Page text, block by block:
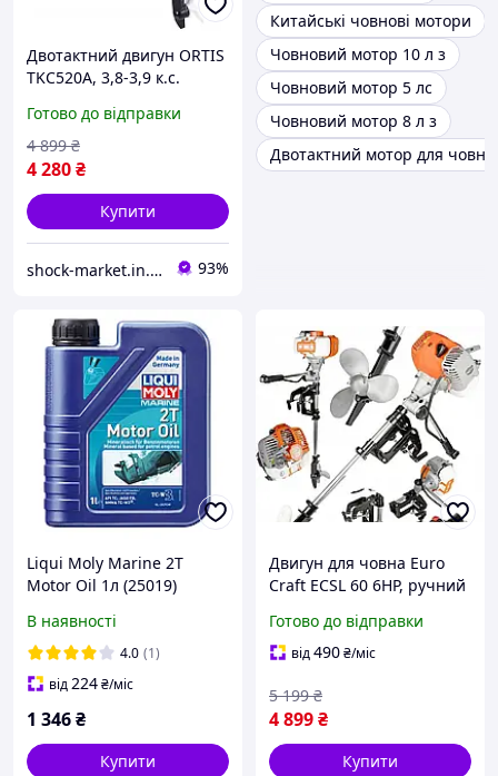
Двотактний двигун ORTIS
TKC520A, 3,8-3,9 к.с.
Готово до відправки
4 280₴
4 899 ₴
Купити
shock-market.in.ua 93%
Китайські човнові мотори
Човновий мотор 10 л з
Човновий мотор 5 лс
Човновий мотор 8 л з
Двотактний мотор для човна
Liqui Moly Marine 2T
Motor Oil 1л (25019)
олива для двотактних
човнових двигунів
В наявності
4.0 (1)
від224₴/міс
1 346₴
Купити
Двигун для човна Euro
Craft ECSL 60 6HP, ручний
Готово до відправки
від490₴/міс
4 899₴
5 199 ₴
Купити